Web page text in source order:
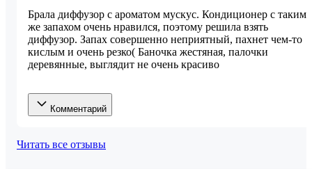
Брала диффузор с ароматом мускус. Кондиционер с таким
же запахом очень нравился, поэтому решила взять
диффузор. Запах совершенно неприятный, пахнет чем-то
кислым и очень резко( Баночка жестяная, палочки
деревянные, выглядит не очень красиво
Комментарий
Читать все отзывы